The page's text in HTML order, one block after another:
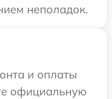
неполадок.
и оплаты
официальную